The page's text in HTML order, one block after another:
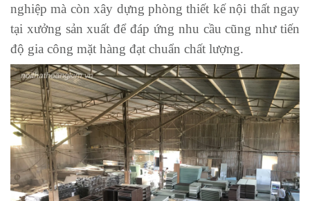
nghiệp mà còn xây dựng phòng thiết kế nội thất ngay
tại xưởng sản xuất để đáp ứng nhu cầu cũng như tiến
độ gia công mặt hàng đạt chuẩn chất lượng.